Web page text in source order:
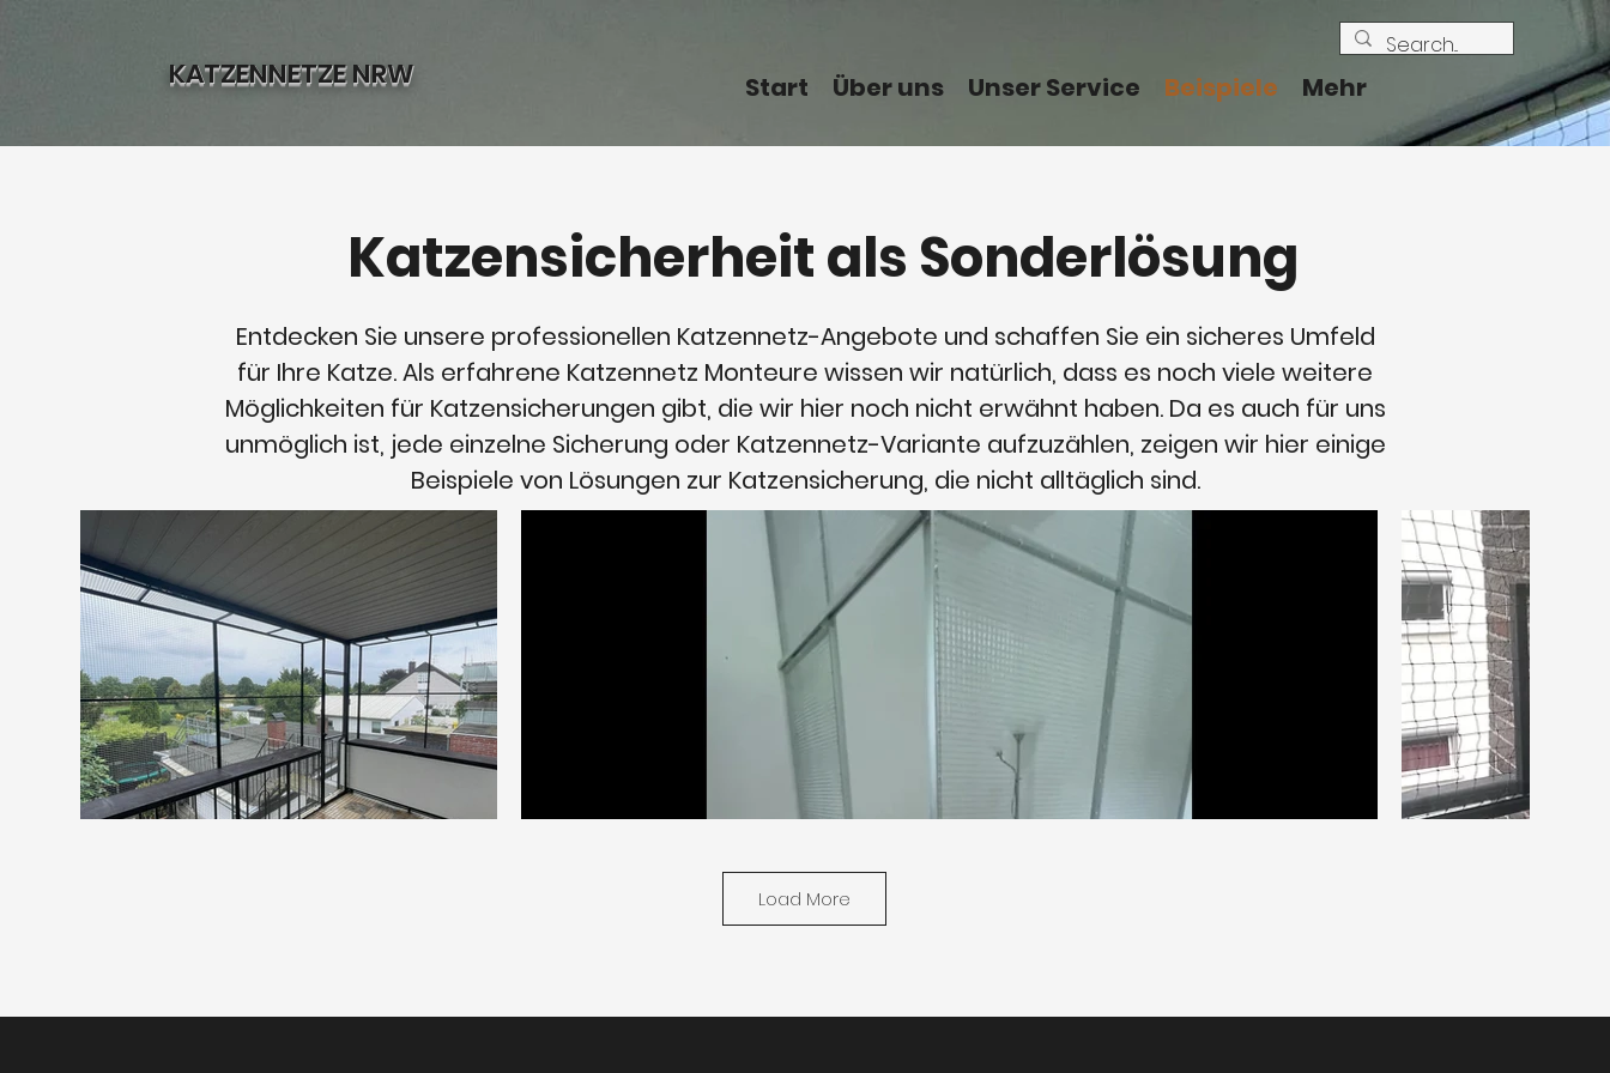
KATZENNETZE NRW Start Über uns Unser Service Beispiele Mehr
Katzensicherheit als Sonderlösung
Entdecken Sie unsere professionellen Katzennetz-Angebote und schaffen Sie ein sicheres Umfeld
für Ihre Katze. Als erfahrene Katzennetz Monteure wissen wir natürlich, dass es noch viele weitere
Möglichkeiten für Katzensicherungen gibt, die wir hier noch nicht erwähnt haben. Da es auch für uns
unmöglich ist, jede einzelne Sicherung oder Katzennetz-Variante aufzuzählen, zeigen wir hier einige
Beispiele von Lösungen zur Katzensicherung, die nicht alltäglich sind.
Load More